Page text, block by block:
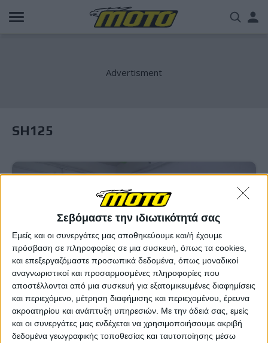
Σεβόμαστε την ιδιωτικότητά σας
Εμείς και οι συνεργάτες μας αποθηκεύουμε και/ή έχουμε
πρόσβαση σε πληροφορίες σε μια συσκευή, όπως τα cookies,
και επεξεργαζόμαστε προσωπικά δεδομένα, όπως μοναδικοί
αναγνωριστικοί και προσαρμοσμένες πληροφορίες που
αποστέλλονται από μια συσκευή για εξατομικευμένες διαφημίσεις
και περιεχόμενο, μέτρηση διαφήμισης και περιεχομένου, έρευνα
ακροατηρίου και ανάπτυξη υπηρεσιών. Με την άδειά σας, εμείς
και οι συνεργάτες μας ενδέχεται να χρησιμοποιήσουμε ακριβή
δεδομένα γεωγραφικής τοποθεσίας και ταυτοποίησης μέσω
Παράκαμψη
προς
SH125
Επικαιρότητα 27/5/2026
Η Honda γιορτάζει τα 25 χρόνια πορείας του SH125i
με δύο ιδιαίτερες δημιουργίες [Video+Photos]